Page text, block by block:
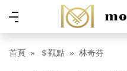
Skip to main content
功
能
表
首頁 ＄觀點 林奇芬